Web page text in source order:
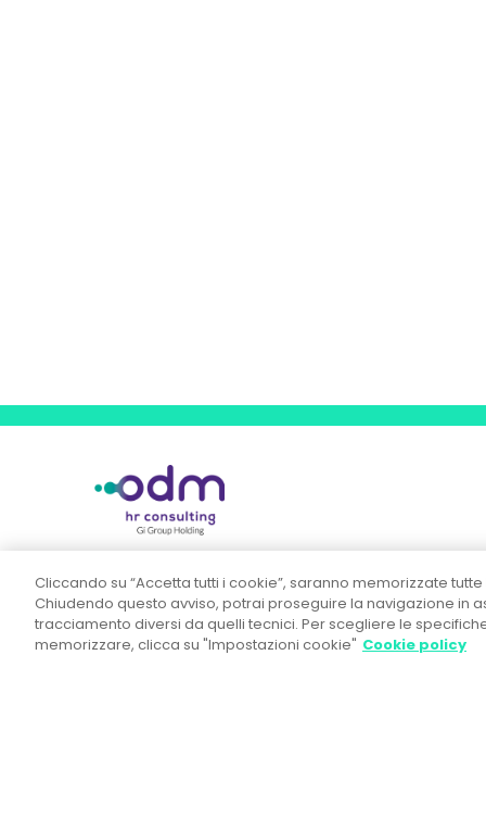
OD&M Srl A Socio Unico
Direzione e Coordinamento ex art. 2497 c.c.
Gi Group Holding S.p.A.
Cliccando su “Accetta tutti i cookie”, saranno memorizzate
Chiudendo questo avviso, potrai proseguire la navigazione in
tracciamento diversi da quelli tecnici. Per scegliere le
memorizzare, clicca su "Impostazioni cookie" Cookie policy